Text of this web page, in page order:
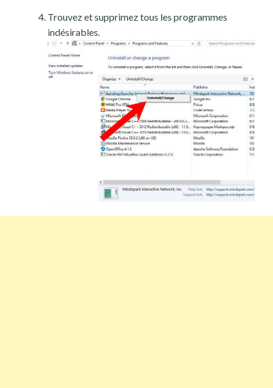
Trouvez et supprimez tous les programmes
indésirables.